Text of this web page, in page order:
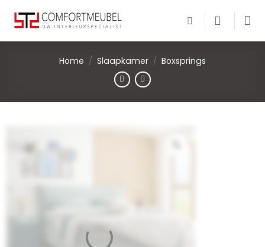
content
Home / Slaapkamer / Boxsprings